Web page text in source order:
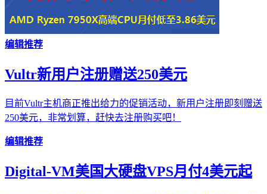
编辑推荐
Vultr新用户注册赠送250美元
目前Vultr主机商正推出给力的促销活动，新用户注册即刻赠送
250美元，非常划算，赶快去注册购买吧！
编辑推荐
Digital-VM美国大硬盘VPS月付4美元起